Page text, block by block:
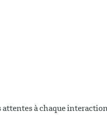
attentes à chaque